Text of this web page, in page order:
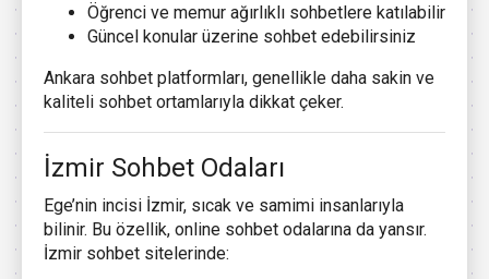
Öğrenci ve memur ağırlıklı sohbetlere katılabilir
Güncel konular üzerine sohbet edebilirsiniz
Ankara sohbet platformları, genellikle daha sakin ve
kaliteli sohbet ortamlarıyla dikkat çeker.
İzmir Sohbet Odaları
Ege’nin incisi İzmir, sıcak ve samimi insanlarıyla
bilinir. Bu özellik, online sohbet odalarına da yansır.
İzmir sohbet sitelerinde: